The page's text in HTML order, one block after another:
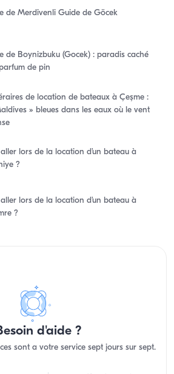
de Merdivenli Guide de Göcek
de Boynizbuku (Gocek) : paradis caché
de pin
de location de bateaux à Çeşme :
» bleues dans les eaux où le vent
lors de la location d’un bateau à
?
lors de la location d’un bateau à
?
d'aide ?
sont a votre service sept jours sur sept.